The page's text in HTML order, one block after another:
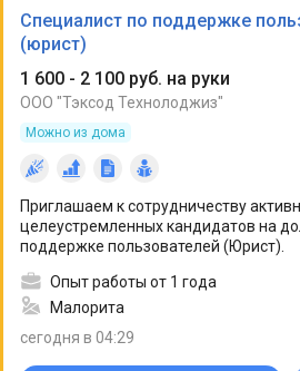
Специалист по поддержке
(юрист)
1 600 - 2 100 руб. на руки
ООО "Тэксод Технолоджиз"
Можно из дома
Приглашаем к сотрудничеству
целеустремленных кандидатов на
поддержке пользователей (Юрист).
Опыт работы от 1 года
Малорита
сегодня в 04:29